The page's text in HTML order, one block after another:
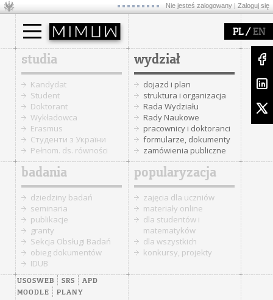
Nie jesteś zalogowany | Zaloguj się
PL/ EN
studia
Kandydat
Student
Doktorant
Wykładowca
Erasmus
Cтуденти з України
Pełnom. ds. równości
wydział
dojazd i plan
struktura i organizacja
Rada Wydziału
Rady Naukowe
pracownicy i doktoranci
formularze, dokumenty
zamówienia publiczne
badania
dziedziny badań
seminaria
publikacje
granty
Sekcja Obsługi Badań
obieg dokumentów
IDUB
popularyzacja
zajęcia dla uczniów
materiały online
dla studentów i
matematyków
dla wszystkich
konkursy, projekty
USOSWEB SRS
APD
MOODLE
PLANY